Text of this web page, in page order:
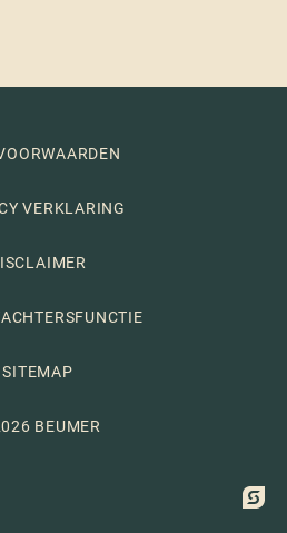
VERKLARING
SITEMAP
BEUMER